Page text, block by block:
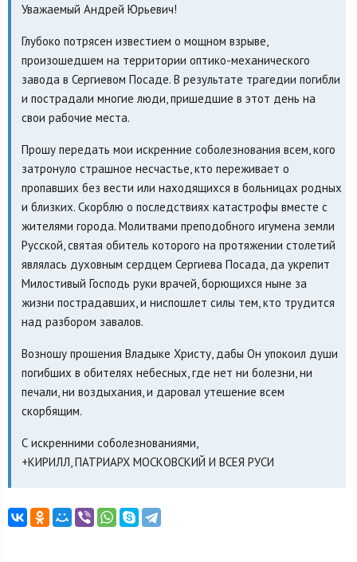
Уважаемый Андрей Юрьевич!
Глубоко потрясен известием о мощном взрыве,
произошедшем на территории оптико-механического
завода в Сергиевом Посаде. В результате трагедии погибли
и пострадали многие люди, пришедшие в этот день на
свои рабочие места.
Прошу передать мои искренние соболезнования всем, кого
затронуло страшное несчастье, кто переживает о
пропавших без вести или находящихся в больницах родных
и близких. Скорблю о последствиях катастрофы вместе с
жителями города. Молитвами преподобного игумена земли
Русской, святая обитель которого на протяжении столетий
являлась духовным сердцем Сергиева Посада, да укрепит
Милостивый Господь руки врачей, борющихся ныне за
жизни пострадавших, и ниспошлет силы тем, кто трудится
над разбором завалов.
Возношу прошения Владыке Христу, дабы Он упокоил души
погибших в обителях небесных, где нет ни болезни, ни
печали, ни воздыхания, и даровал утешение всем
скорбящим.
С искренними соболезнованиями,
+КИРИЛЛ, ПАТРИАРХ МОСКОВСКИЙ И ВСЕЯ РУСИ